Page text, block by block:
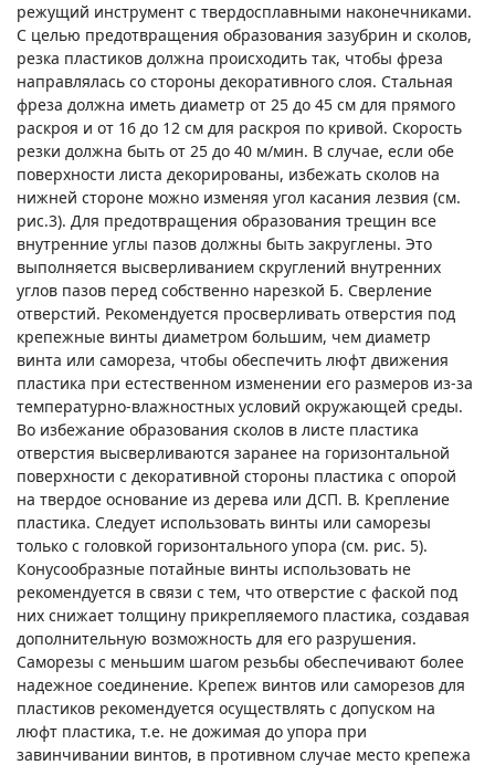
режущий инструмент с твердосплавными наконечниками.
С целью предотвращения образования зазубрин и сколов,
резка пластиков должна происходить так, чтобы фреза
направлялась со стороны декоративного слоя. Стальная
фреза должна иметь диаметр от 25 до 45 см для прямого
раскроя и от 16 до 12 см для раскроя по кривой. Скорость
резки должна быть от 25 до 40 м/мин. В случае, если обе
поверхности листа декорированы, избежать сколов на
нижней стороне можно изменяя угол касания лезвия (см.
рис.3). Для предотвращения образования трещин все
внутренние углы пазов должны быть закруглены. Это
выполняется высверливанием скруглений внутренних
углов пазов перед собственно нарезкой Б. Сверление
отверстий. Рекомендуется просверливать отверстия под
крепежные винты диаметром большим, чем диаметр
винта или самореза, чтобы обеспечить люфт движения
пластика при естественном изменении его размеров из-за
температурно-влажностных условий окружающей среды.
Во избежание образования сколов в листе пластика
отверстия высверливаются заранее на горизонтальной
поверхности с декоративной стороны пластика с опорой
на твердое основание из дерева или ДСП. В. Крепление
пластика. Следует использовать винты или саморезы
только с головкой горизонтального упора (см. рис. 5).
Конусообразные потайные винты использовать не
рекомендуется в связи с тем, что отверстие с фаской под
них снижает толщину прикрепляемого пластика, создавая
дополнительную возможность для его разрушения.
Саморезы с меньшим шагом резьбы обеспечивают более
надежное соединение. Крепеж винтов или саморезов для
пластиков рекомендуется осуществлять с допуском на
люфт пластика, т.е. не дожимая до упора при
завинчивании винтов, в противном случае место крепежа